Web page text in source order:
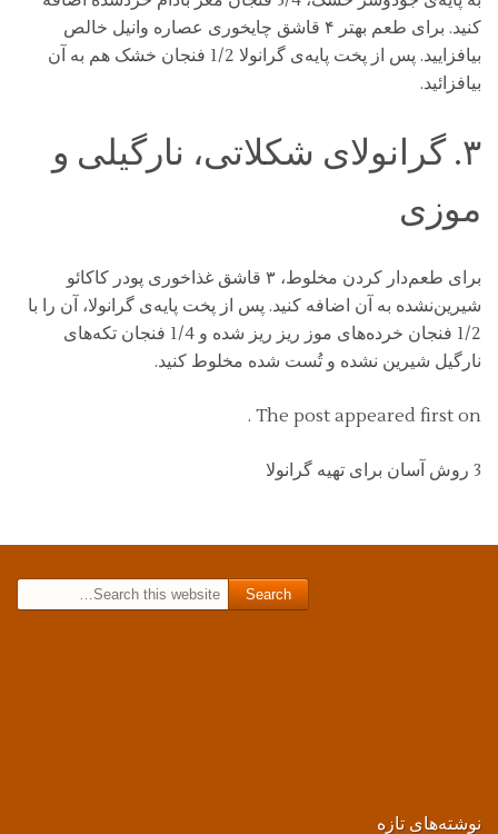
کنید. برای طعم بهتر ۴ قاشق چایخوری عصاره وانیل خالص
بیافزایید. پس از پخت پایه‌ی گرانولا 1/2 فنجان خشک هم به آن
بیافزائید.
۳. گرانولای شکلاتی، نارگیلی و
موزی
برای طعم‌دار کردن مخلوط، ۳ قاشق غذاخوری پودر کاکائو
شیرین‌نشده به آن اضافه کنید. پس از پخت پایه‌ی گرانولا، آن را با
1/2 فنجان خرده‌های موز ریز ریز شده و 1/4 فنجان تکه‌های
نارگیل شیرین نشده و تُست شده مخلوط کنید.
The post appeared first on .
3 روش آسان برای تهیه گرانولا
نوشته‌های تازه